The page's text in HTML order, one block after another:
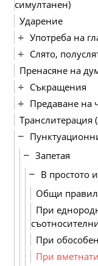
симултанен)
Ударение
Употреба на
Слято,
Пренасяне на
Съкращения
Предаване на
Транслитерация
Запетая
В простото
Общи
При
При
При